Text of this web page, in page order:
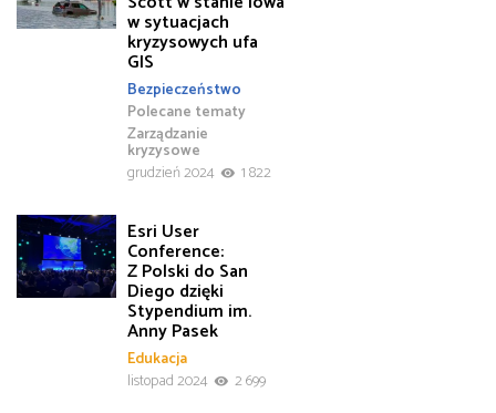
w sytuacjach
kryzysowych ufa
GIS
Bezpieczeństwo
Polecane tematy
Zarządzanie
kryzysowe
grudzień 2024
1 822
Esri User
Conference:
Z Polski do San
Diego dzięki
Stypendium im.
Anny Pasek
Edukacja
listopad 2024
2 699